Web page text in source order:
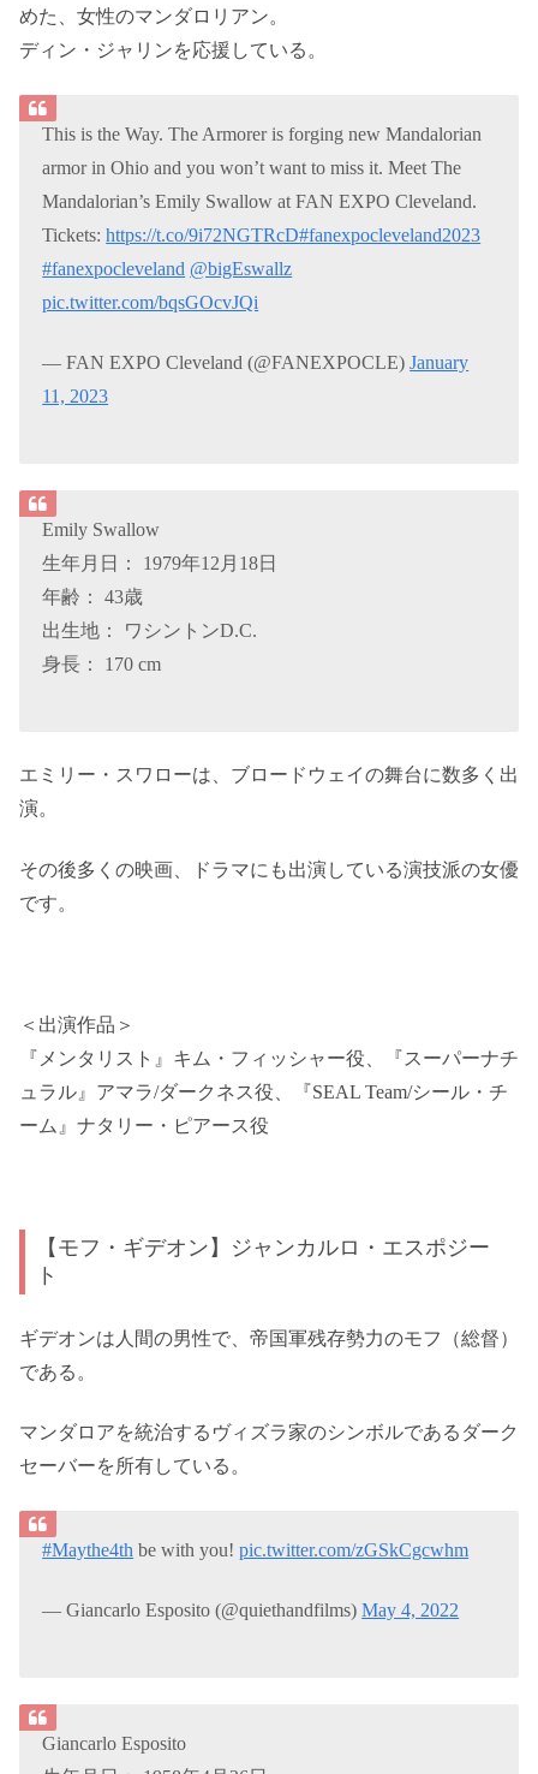
めた、女性のマンダロリアン。
ディン・ジャリンを応援している。
This is the Way. The Armorer is forging new Mandalorian
armor in Ohio and you won’t want to miss it. Meet The
Mandalorian’s Emily Swallow at FAN EXPO Cleveland.
Tickets:https://t.co/9i72NGTRcD#fanexpocleveland2023
#fanexpocleveland @bigEswallz
pic.twitter.com/bqsGOcvJQi
— FAN EXPO Cleveland (@FANEXPOCLE)January
11, 2023
Emily Swallow
生年月日： 1979年12月18日
年齢： 43歳
出生地： ワシントンD.C.
身長： 170 cm
エミリー・スワローは、ブロードウェイの舞台に数多く出
演。
その後多くの映画、ドラマにも出演している演技派の女優
です。
＜出演作品＞
『メンタリスト』キム・フィッシャー役、『スーパーナチ
ュラル』アマラ/ダークネス役、『SEAL Team/シール・チ
ーム』ナタリー・ピアース役
【モフ・ギデオン】ジャンカルロ・エスポジー
ト
ギデオンは人間の男性で、帝国軍残存勢力のモフ（総督）
である。
マンダロアを統治するヴィズラ家のシンボルであるダーク
セーバーを所有している。
#Maythe4th be with you!pic.twitter.com/zGSkCgcwhm
— Giancarlo Esposito (@quiethandfilms)May 4, 2022
Giancarlo Esposito